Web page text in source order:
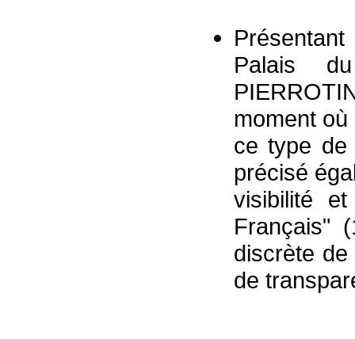
Palais
moment
ce type de
précisé
visibilité
Français"
discrète
de